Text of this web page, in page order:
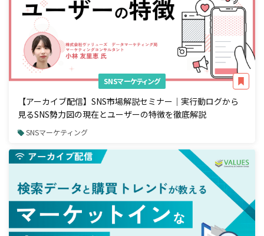
SNSマーケティング
【アーカイブ配信】SNS市場解説セミナー｜実行動ログから
見るSNS勢力図の現在とユーザーの特徴を徹底解説
SNSマーケティング